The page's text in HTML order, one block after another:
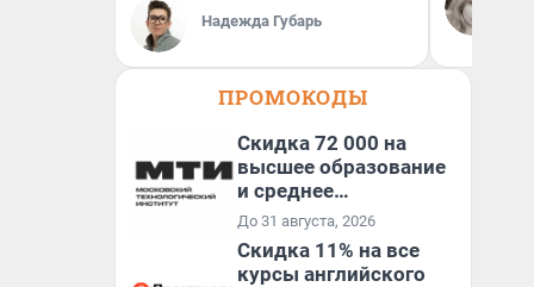
Надежда Губарь
ПРОМОКОДЫ
Скидка 72 000 на
высшее образование
и среднее
специальное
образование в
первый год обучения
До 31 августа, 2026
Скидка 11% на все
курсы английского